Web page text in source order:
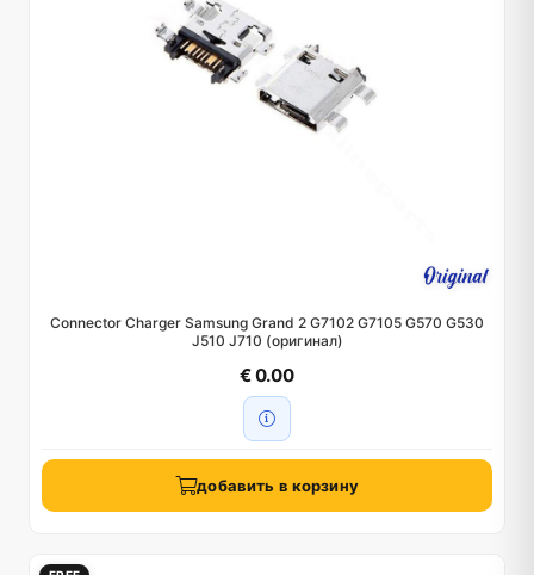
Connector Charger Samsung Grand 2 G7102 G7105 G570 G530
J510 J710 (оригинал)
€ 0.00
добавить в корзину